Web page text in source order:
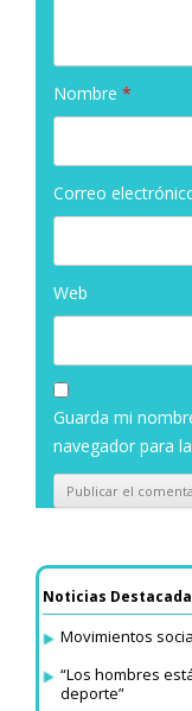
Nombre *
Correo
Web
Guarda mi
navegador para
Noticias
Movimientos
“Los hombres
deporte”